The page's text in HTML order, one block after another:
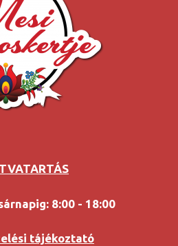
8:00 - 18:00
tájékoztató